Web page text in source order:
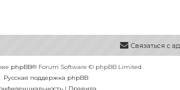
т
Связаться с
phpBB® Forum Software © phpBB Limited
Русская поддержка phpBB